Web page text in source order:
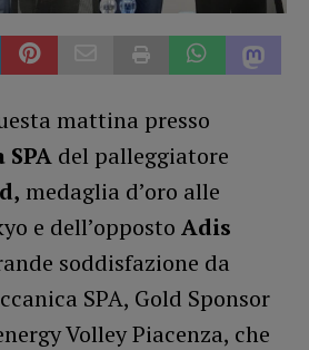
mattina presso
del palleggiatore
medaglia d’oro alle
e dell’opposto Adis
soddisfazione da
SPA, Gold Sponsor
Volley Piacenza, che